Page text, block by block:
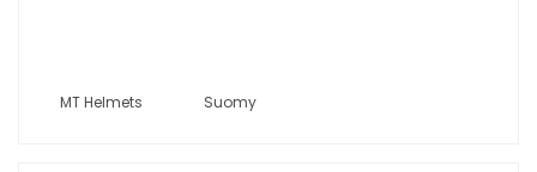
MT Helmets Suomy